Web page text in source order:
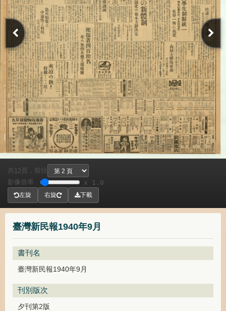
臺灣新民報1940年9月
書刊名
臺灣新民報1940年9月
刊別版次
夕刊第2版
共 12頁， 前往
影像倍率
x 1.0
左旋 右旋 下載